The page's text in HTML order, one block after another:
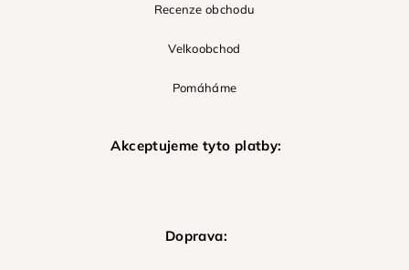
Recenze obchodu
Velkoobchod
Pomáháme
Akceptujeme tyto platby:
Doprava: